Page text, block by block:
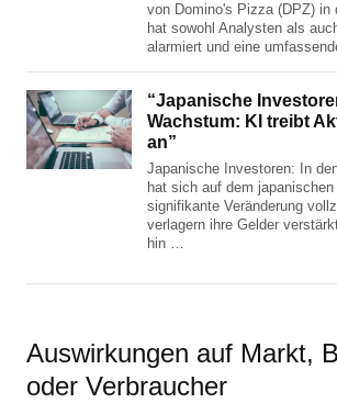
von Domino's Pizza (DPZ) in
hat sowohl Analysten als
alarmiert und eine
“Japanische
Wachstum: KI treibt
an”
Japanische Investoren: In
hat sich auf dem
signifikante Veränderung
verlagern ihre Gelder
hin …
Auswirkungen auf Markt,
oder Verbraucher